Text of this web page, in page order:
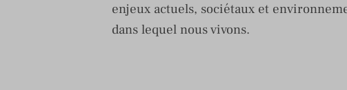
enjeux actuels, sociétaux et
dans lequel nous vivons.